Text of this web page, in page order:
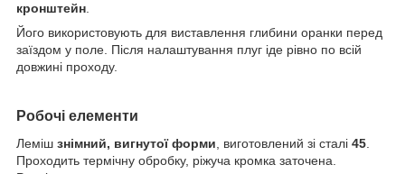
кронштейн.
Його використовують для виставлення глибини оранки перед
заїздом у поле. Після налаштування плуг іде рівно по всій
довжині проходу.
Робочі елементи
Леміш знімний, вигнутої форми, виготовлений зі сталі 45.
Проходить термічну обробку, ріжуча кромка заточена.